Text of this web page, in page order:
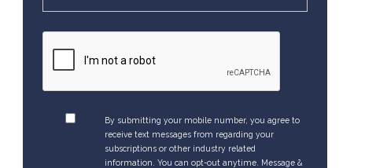
By submitting your mobile number, you agree to
receive text messages from regarding your
subscriptions or other industry related
information. You can opt-out anytime. Message &